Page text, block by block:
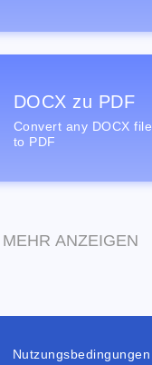
DOCX zu PDF
Convert any DOCX file
to PDF
MEHR ANZEIGEN
Nutzungsbedingungen